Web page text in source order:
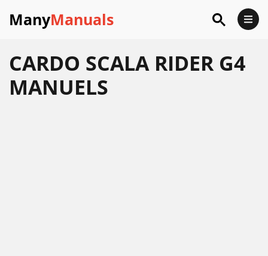
ManyManuals
CARDO SCALA RIDER G4
MANUELS